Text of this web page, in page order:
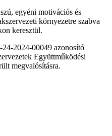
egyéni motivációs és
környezetre szabva
keresztül.
2024-00049 azonosító
Együttműködési
megvalósításra.